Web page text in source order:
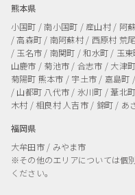
熊本県
小国町 / 南小国町 / 産山村 / 阿
/ 高森町 / 南阿蘇村 / 西原村 荒
/ 玉名市 / 南関町 / 和水町 / 玉
山鹿市 / 菊池市 / 合志市 / 大津
菊陽町 熊本市 / 宇土市 / 嘉島町
/ 山都町 八代市 / 氷川町 / 葦北
木村 / 相良村人吉市 / 錦町 / あ
福岡県
大牟田市 / みやま市
※その他のエリアについては個
ください。